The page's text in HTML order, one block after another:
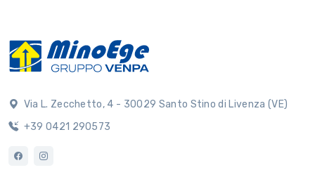
Via L. Zecchetto, 4 - 30029 Santo Stino di Livenza (VE)
+39 0421 290573